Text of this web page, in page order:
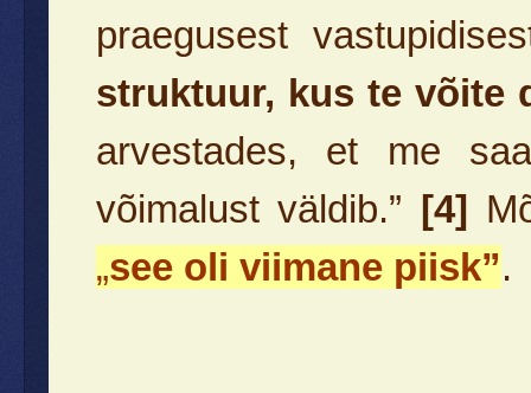
praegusest
struktuur, kus te võite
arvestades, et me
võimalust väldib.” [4]
„see oli viimane piisk”.